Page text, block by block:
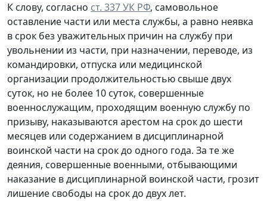
К слову, согласно ст. 337 УК РФ, самовольное
оставление части или места службы, а равно неявка
в срок без уважительных причин на службу при
увольнении из части, при назначении, переводе, из
командировки, отпуска или медицинской
организации продолжительностью свыше двух
суток, но не более 10 суток, совершенные
военнослужащим, проходящим военную службу по
призыву, наказываются арестом на срок до шести
месяцев или содержанием в дисциплинарной
воинской части на срок до одного года. За те же
деяния, совершенные военными, отбывающими
наказание в дисциплинарной воинской части, грозит
лишение свободы на срок до двух лет.